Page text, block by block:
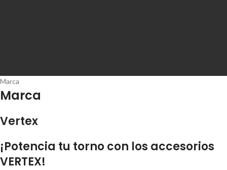
Marca
Marca
Vertex
¡Potencia tu torno con los accesorios
VERTEX!